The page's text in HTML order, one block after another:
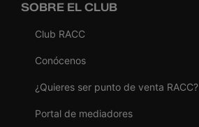
SOBRE EL CLUB
Club RACC
Conócenos
¿Quieres ser punto de venta RACC?
Portal de mediadores